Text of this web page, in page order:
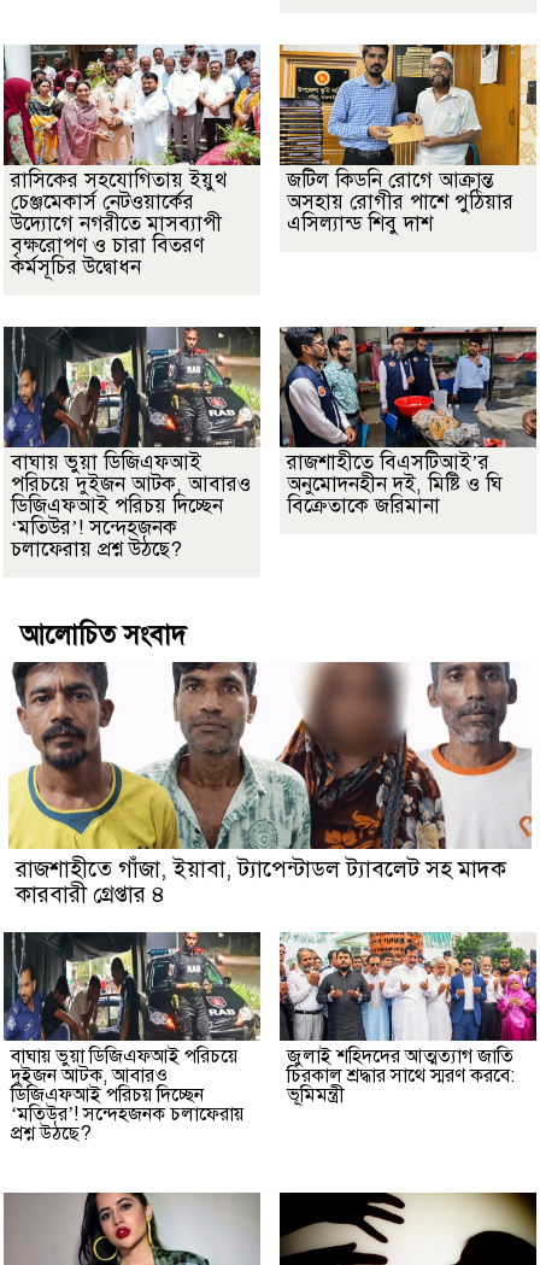
রাসিকের সহযোগিতায় ইয়ুথ
চেঞ্জমেকার্স নেটওয়ার্কের
উদ্যোগে নগরীতে মাসব্যাপী
বৃক্ষরোপণ ও চারা বিতরণ
কর্মসূচির উদ্বোধন
জটিল কিডনি রোগে আক্রান্ত
অসহায় রোগীর পাশে পুঠিয়ার
এসিল্যান্ড শিবু দাশ
বাঘায় ভুয়া ডিজিএফআই
পরিচয়ে দুইজন আটক, আবারও
ডিজিএফআই পরিচয় দিচ্ছেন
‘মতিউর’! সন্দেহজনক
চলাফেরায় প্রশ্ন উঠছে?
রাজশাহীতে বিএসটিআই’র
অনুমোদনহীন দই, মিষ্টি ও ঘি
বিক্রেতাকে জরিমানা
আলোচিত সংবাদ
রাজশাহীতে গাঁজা, ইয়াবা, ট্যাপেন্টাডল ট্যাবলেট সহ মাদক
কারবারী গ্রেপ্তার ৪
বাঘায় ভুয়া ডিজিএফআই পরিচয়ে
দুইজন আটক, আবারও
ডিজিএফআই পরিচয় দিচ্ছেন
‘মতিউর’! সন্দেহজনক চলাফেরায়
প্রশ্ন উঠছে?
জুলাই শহিদদের আত্মত্যাগ জাতি
চিরকাল শ্রদ্ধার সাথে স্মরণ করবে:
ভূমিমন্ত্রী